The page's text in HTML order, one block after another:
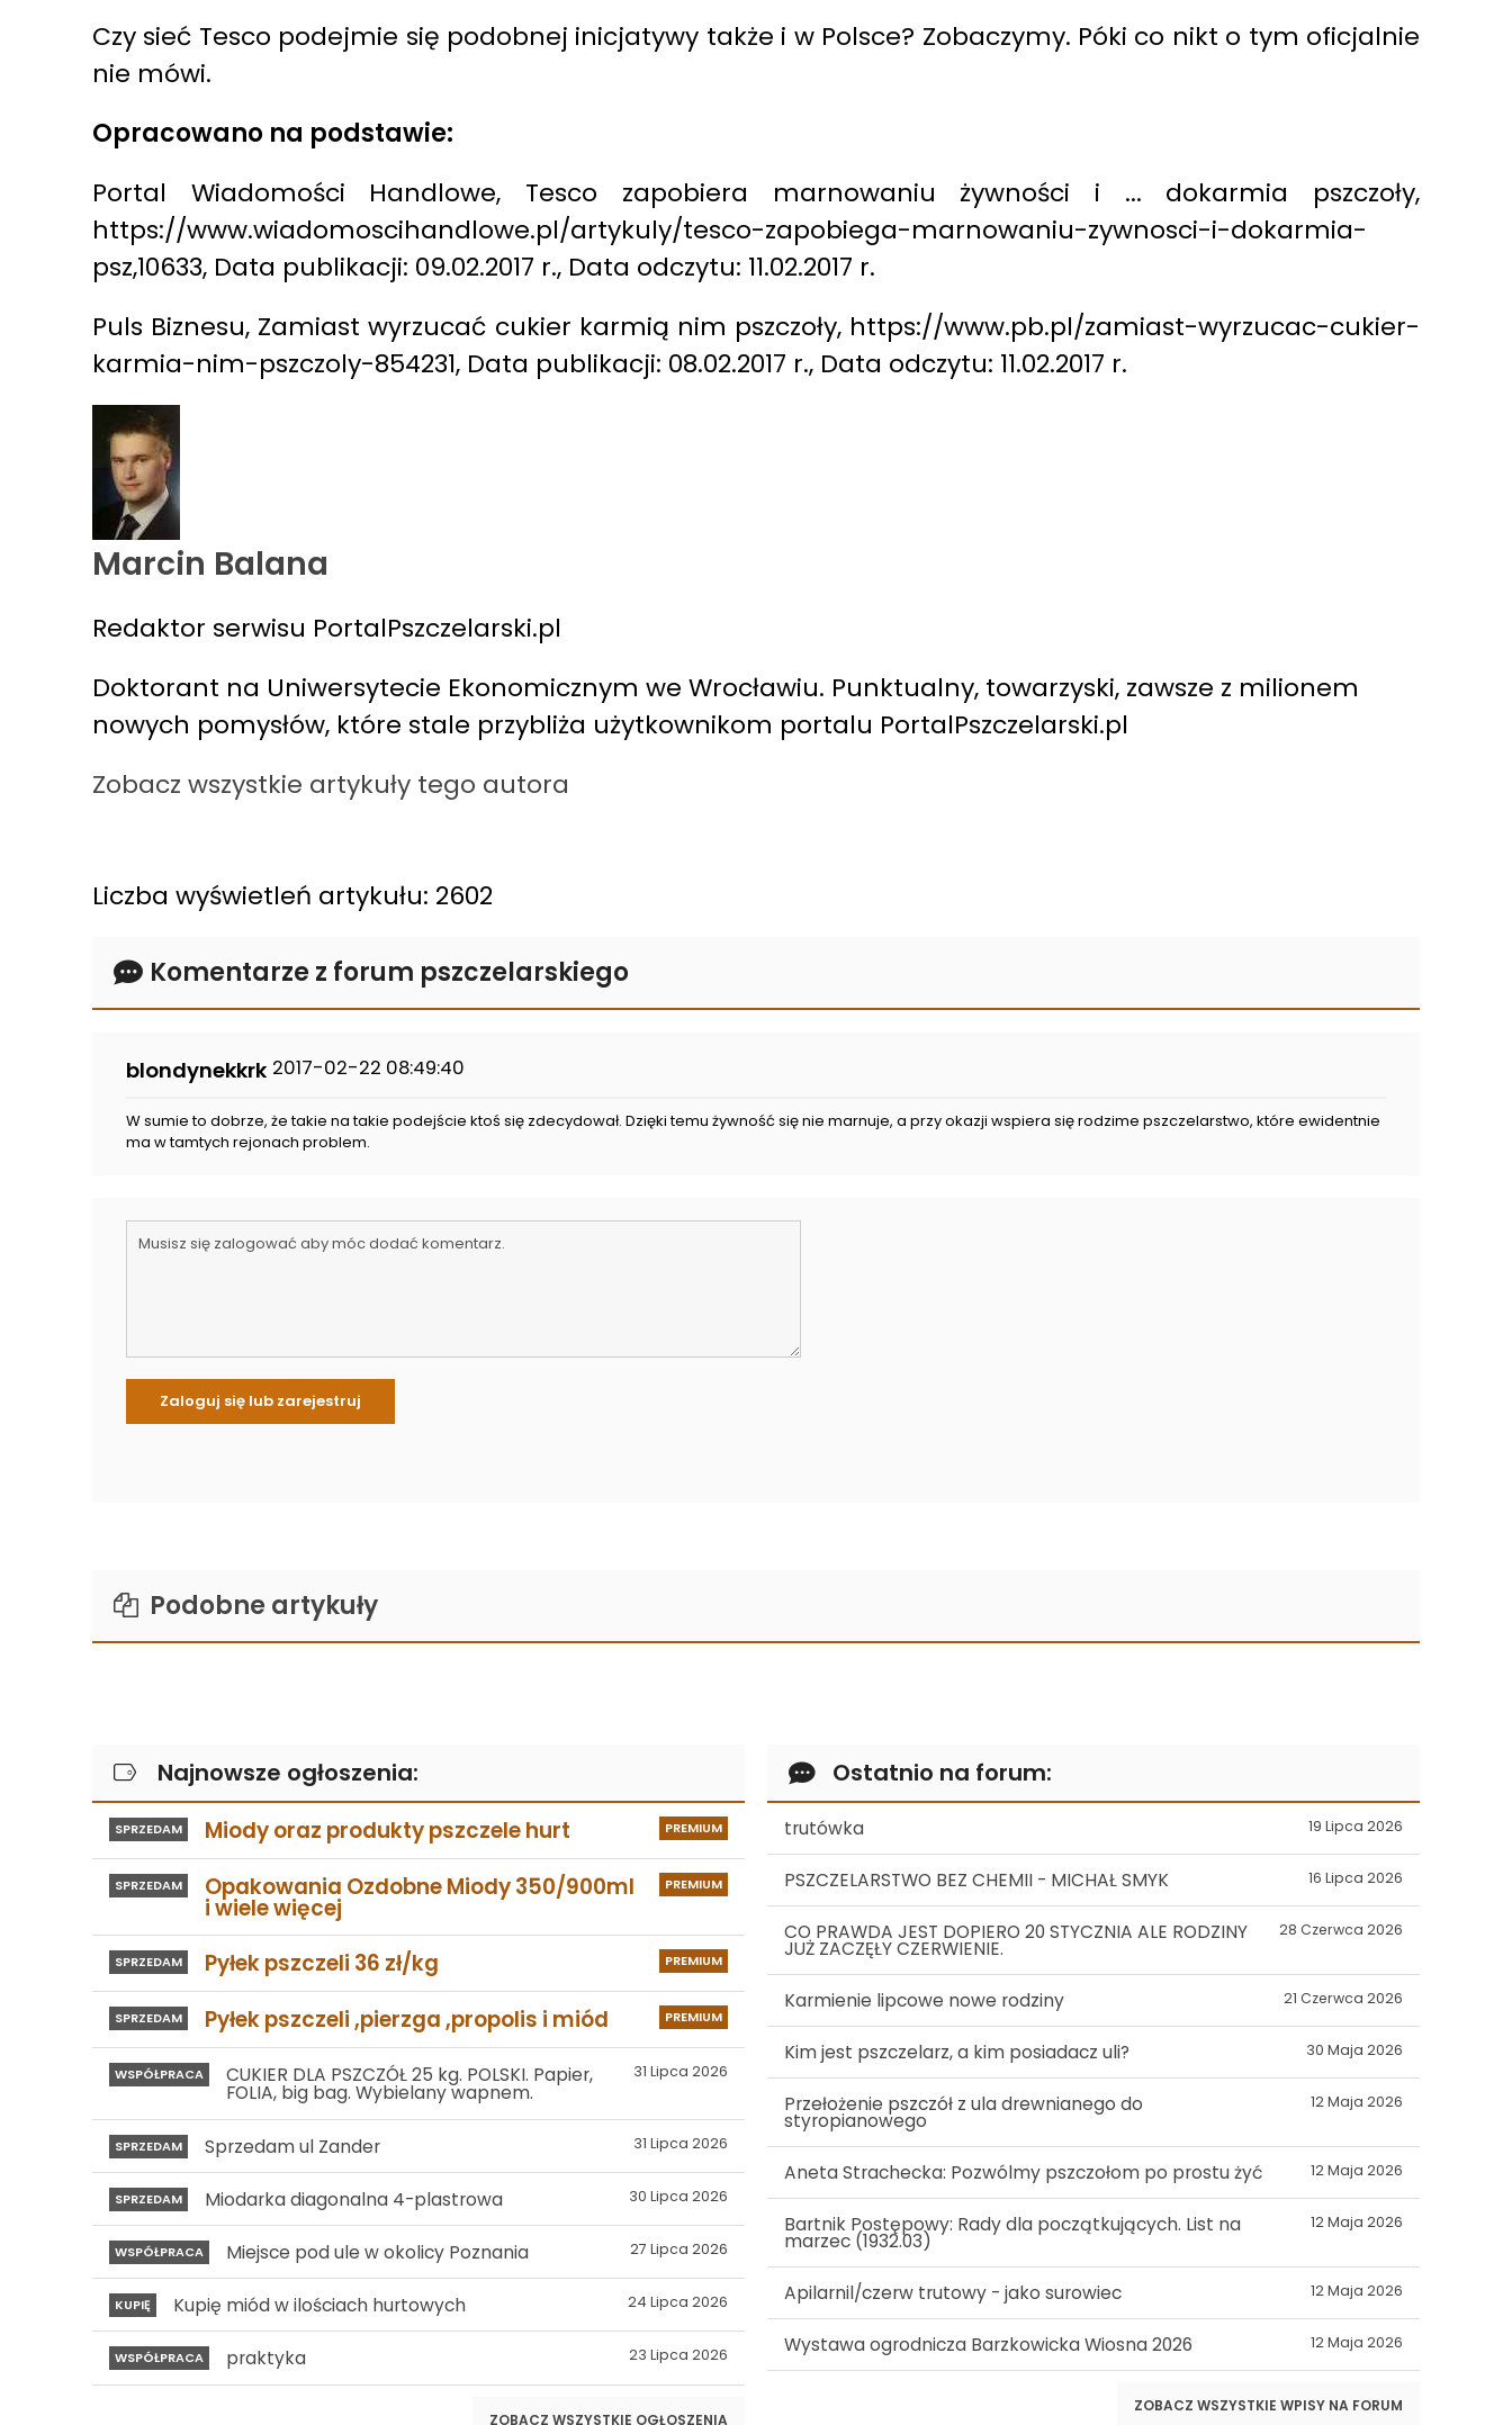
Czy sieć Tesco podejmie się podobnej inicjatywy także i w Polsce? Zobaczymy. Póki co nikt o tym oficjalnie
nie mówi.
Opracowano na podstawie:
Portal Wiadomości Handlowe, Tesco zapobiera marnowaniu żywności i ... dokarmia pszczoły,
https://www.wiadomoscihandlowe.pl/artykuly/tesco-zapobiega-marnowaniu-zywnosci-i-dokarmia-
psz,10633, Data publikacji: 09.02.2017 r., Data odczytu: 11.02.2017 r.
Puls Biznesu, Zamiast wyrzucać cukier karmią nim pszczoły, https://www.pb.pl/zamiast-wyrzucac-cukier-
karmia-nim-pszczoly-854231, Data publikacji: 08.02.2017 r., Data odczytu: 11.02.2017 r.
Marcin Balana
Redaktor serwisu PortalPszczelarski.pl
Doktorant na Uniwersytecie Ekonomicznym we Wrocławiu. Punktualny, towarzyski, zawsze z milionem
nowych pomysłów, które stale przybliża użytkownikom portalu PortalPszczelarski.pl
Zobacz wszystkie artykuły tego autora
Liczba wyświetleń artykułu: 2602
Komentarze z forum pszczelarskiego
blondynekkrk 2017-02-22 08:49:40
W sumie to dobrze, że takie na takie podejście ktoś się zdecydował. Dzięki temu żywność się nie marnuje, a przy okazji wspiera się rodzime pszczelarstwo, które ewidentnie
ma w tamtych rejonach problem.
Podobne artykuły
Najnowsze ogłoszenia:
PREMIUM
SPRZEDAM Miody oraz produkty pszczele hurt
PREMIUM
SPRZEDAM Opakowania Ozdobne Miody 350/900ml
i wiele więcej
PREMIUM
SPRZEDAM Pyłek pszczeli 36 zł/kg
PREMIUM
SPRZEDAM Pyłek pszczeli ,pierzga ,propolis i miód
31 Lipca 2026
WSPÓŁPRACA CUKIER DLA PSZCZÓŁ 25 kg. POLSKI. Papier,
FOLIA, big bag. Wybielany wapnem.
31 Lipca 2026
SPRZEDAM Sprzedam ul Zander
30 Lipca 2026
SPRZEDAM Miodarka diagonalna 4-plastrowa
27 Lipca 2026
WSPÓŁPRACA Miejsce pod ule w okolicy Poznania
24 Lipca 2026
KUPIĘ Kupię miód w ilościach hurtowych
23 Lipca 2026
WSPÓŁPRACA praktyka
ZOBACZ WSZYSTKIE OGŁOSZENIA
Ostatnio na forum:
19 Lipca 2026
trutówka
16 Lipca 2026
PSZCZELARSTWO BEZ CHEMII - MICHAŁ SMYK
28 Czerwca 2026
CO PRAWDA JEST DOPIERO 20 STYCZNIA ALE RODZINY
JUŻ ZACZĘŁY CZERWIENIE.
21 Czerwca 2026
Karmienie lipcowe nowe rodziny
30 Maja 2026
Kim jest pszczelarz, a kim posiadacz uli?
12 Maja 2026
Przełożenie pszczół z ula drewnianego do
styropianowego
12 Maja 2026
Aneta Strachecka: Pozwólmy pszczołom po prostu żyć
12 Maja 2026
Bartnik Postępowy: Rady dla początkujących. List na
marzec (1932.03)
12 Maja 2026
Apilarnil/czerw trutowy - jako surowiec
12 Maja 2026
Wystawa ogrodnicza Barzkowicka Wiosna 2026
ZOBACZ WSZYSTKIE WPISY NA FORUM